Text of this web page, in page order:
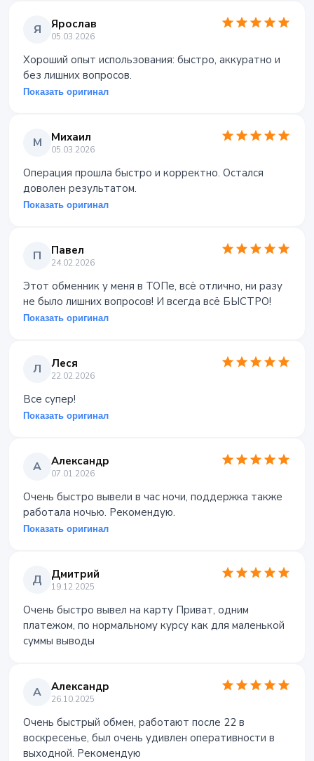
Я Ярослав
05.03.2026
Хороший опыт использования: быстро, аккуратно и
без лишних вопросов.
Показать оригинал
М Михаил
05.03.2026
Операция прошла быстро и корректно. Остался
доволен результатом.
Показать оригинал
П Павел
24.02.2026
Этот обменник у меня в ТОПе, всё отлично, ни разу
не было лишних вопросов! И всегда всё БЫСТРО!
Показать оригинал
Л Леся
22.02.2026
Все супер!
Показать оригинал
А Александр
07.01.2026
Очень быстро вывели в час ночи, поддержка также
работала ночью. Рекомендую.
Показать оригинал
Д Дмитрий
19.12.2025
Очень быстро вывел на карту Приват, одним
платежом, по нормальному курсу как для маленькой
суммы выводы
А Александр
26.10.2025
Очень быстрый обмен, работают после 22 в
воскресенье, был очень удивлен оперативности в
выходной. Рекомендую